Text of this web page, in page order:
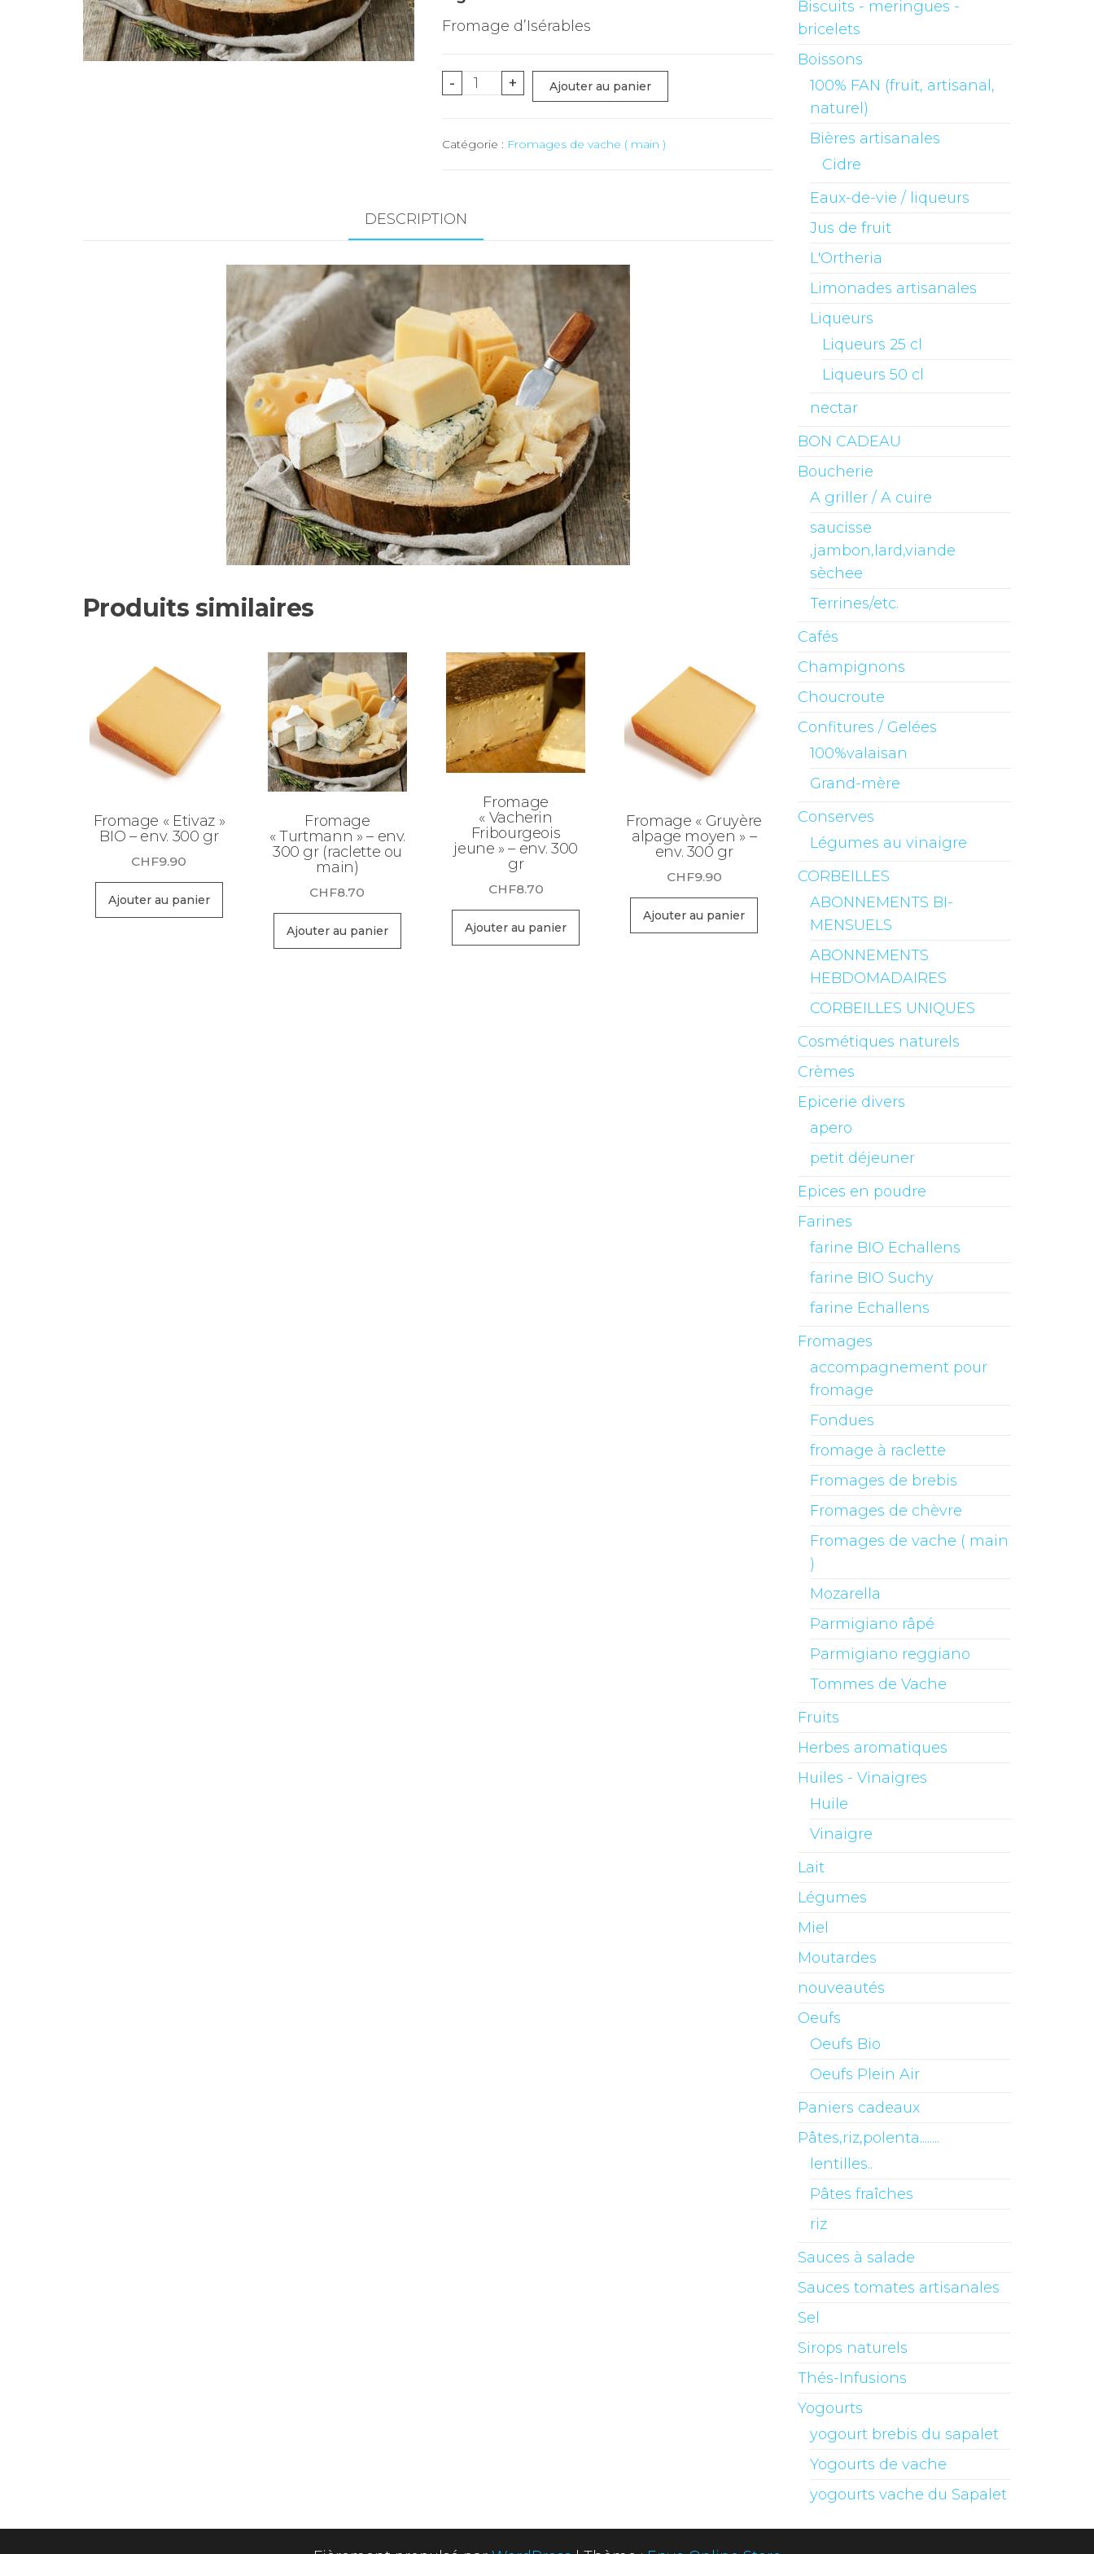
Fromage d’Isérables
-
quantité
"Simplon"
300
gr
+ Ajouter au panier
Catégorie : Fromages de vache ( main )
DESCRIPTION
Produits similaires
Fromage « Etivaz »
BIO – env. 300 gr
CHF9.90
Ajouter au panier
Fromage
« Turtmann » – env.
300 gr (raclette ou
main)
CHF8.70
Ajouter au panier
Fromage
« Vacherin
Fribourgeois
jeune » – env. 300
gr
CHF8.70
Ajouter au panier
Fromage « Gruyère
alpage moyen » –
env. 300 gr
CHF9.90
Ajouter au panier
Biscuits - meringues -
bricelets
Boissons
100% FAN (fruit, artisanal,
naturel)
Bières artisanales
Cidre
Eaux-de-vie / liqueurs
Jus de fruit
L'Ortheria
Limonades artisanales
Liqueurs
Liqueurs 25 cl
Liqueurs 50 cl
nectar
BON CADEAU
Boucherie
A griller / A cuire
saucisse
,jambon,lard,viande
sèchee
Terrines/etc.
Cafés
Champignons
Choucroute
Confitures / Gelées
100%valaisan
Grand-mère
Conserves
Légumes au vinaigre
CORBEILLES
ABONNEMENTS BI-
MENSUELS
ABONNEMENTS
HEBDOMADAIRES
CORBEILLES UNIQUES
Cosmétiques naturels
Crèmes
Epicerie divers
apero
petit déjeuner
Epices en poudre
Farines
farine BIO Echallens
farine BIO Suchy
farine Echallens
Fromages
accompagnement pour
fromage
Fondues
fromage à raclette
Fromages de brebis
Fromages de chèvre
Fromages de vache ( main
)
Mozarella
Parmigiano râpé
Parmigiano reggiano
Tommes de Vache
Fruits
Herbes aromatiques
Huiles - Vinaigres
Huile
Vinaigre
Lait
Légumes
Miel
Moutardes
nouveautés
Oeufs
Oeufs Bio
Oeufs Plein Air
Paniers cadeaux
Pâtes,riz,polenta........
lentilles..
Pâtes fraîches
riz
Sauces à salade
Sauces tomates artisanales
Sel
Sirops naturels
Thés-Infusions
Yogourts
yogourt brebis du sapalet
Yogourts de vache
yogourts vache du Sapalet